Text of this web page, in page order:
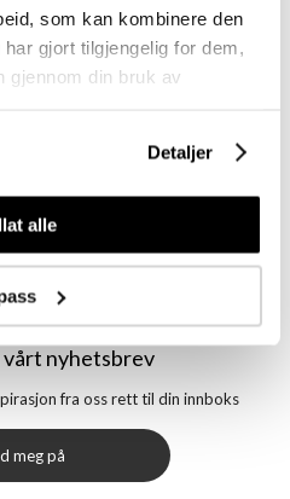
som kan kombinere den
gjort tilgjengelig for dem,
gjennom din bruk av
Detaljer
alle
som bevarer smykket
Etiketten fungerer
forpakning / «clean pack» kan
vårt nyhetsbrev
fra oss rett til din innboks
meg på